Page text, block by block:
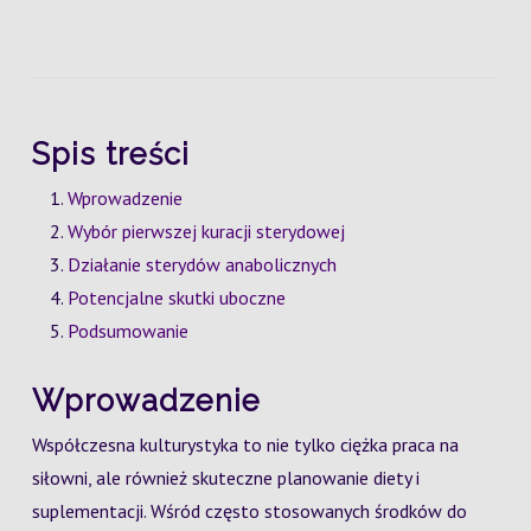
Spis treści
Wprowadzenie
Wybór pierwszej kuracji sterydowej
Działanie sterydów anabolicznych
Potencjalne skutki uboczne
Podsumowanie
Wprowadzenie
Współczesna kulturystyka to nie tylko ciężka praca na
siłowni, ale również skuteczne planowanie diety i
suplementacji. Wśród często stosowanych środków do